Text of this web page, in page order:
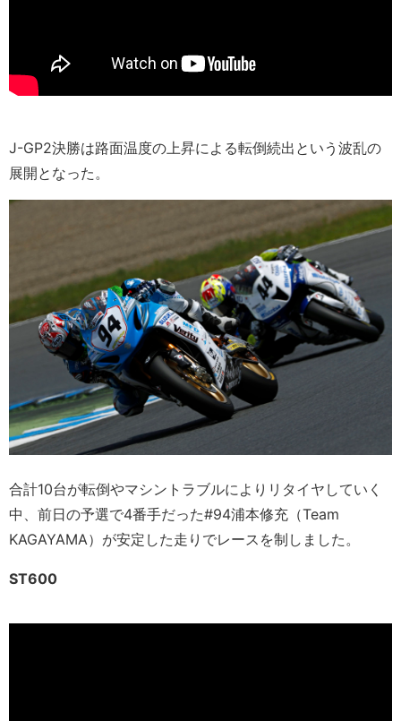
J-GP2決勝は路面温度の上昇による転倒続出という波乱の
展開となった。
合計10台が転倒やマシントラブルによりリタイヤしていく
中、前日の予選で4番手だった#94浦本修充（Team
KAGAYAMA）が安定した走りでレースを制しました。
ST600